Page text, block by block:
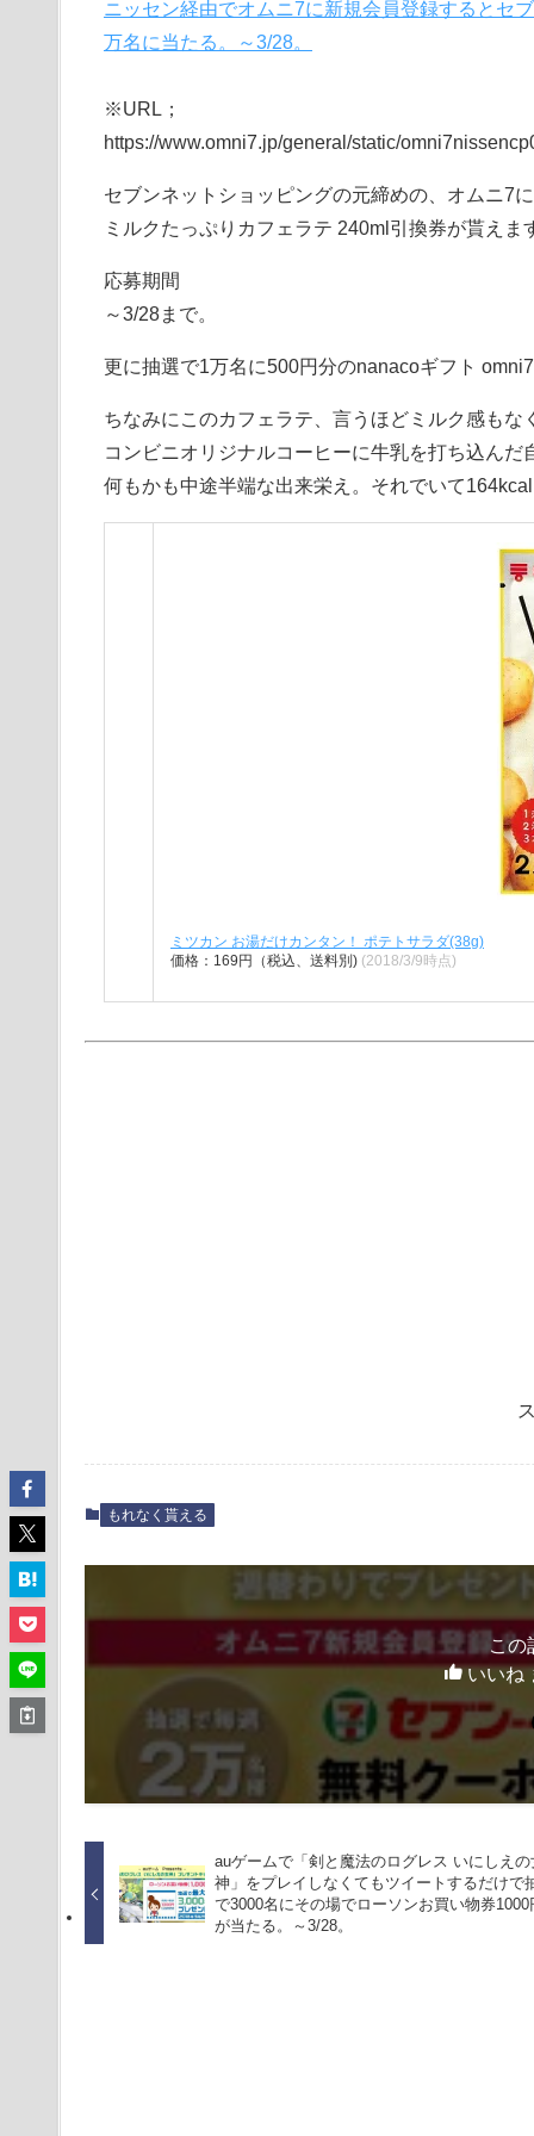
ニッセン経由でオムニ7に新規会員登録するとセ
万名に当たる。～3/28。
※URL；
https://www.omni7.jp/general/static/
セブンネットショッピングの元締めの、オムニ7
ミルクたっぷりカフェラテ 240ml引換券が貰えま
応募期間
～3/28まで。
更に抽選で1万名に500円分のnanacoギフト
ちなみにこのカフェラテ、言うほどミルク感も
コンビニオリジナルコーヒーに牛乳を打ち込ん
何もかも中途半端な出来栄え。それでいて
ミツカン お湯だけカンタン！ ポテトサラダ(38g)
価格：169円（税込、送料別) (2018/3/9時点)
もれなく貰える
この
いいね
auゲームで「剣と魔法のログレス いにしえの
神」をプレイしなくてもツイートするだけで
で3000名にその場でローソンお買い物券1000
が当たる。～3/28。